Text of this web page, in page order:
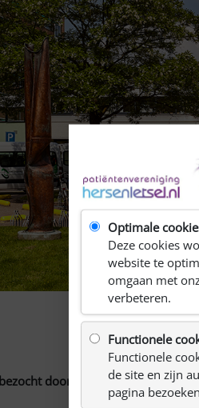
door de getroffene als
Optimale
Deze cookies
website te
omgaan met
verbeteren.
Functionele
Functionele
de site en zijn
pagina